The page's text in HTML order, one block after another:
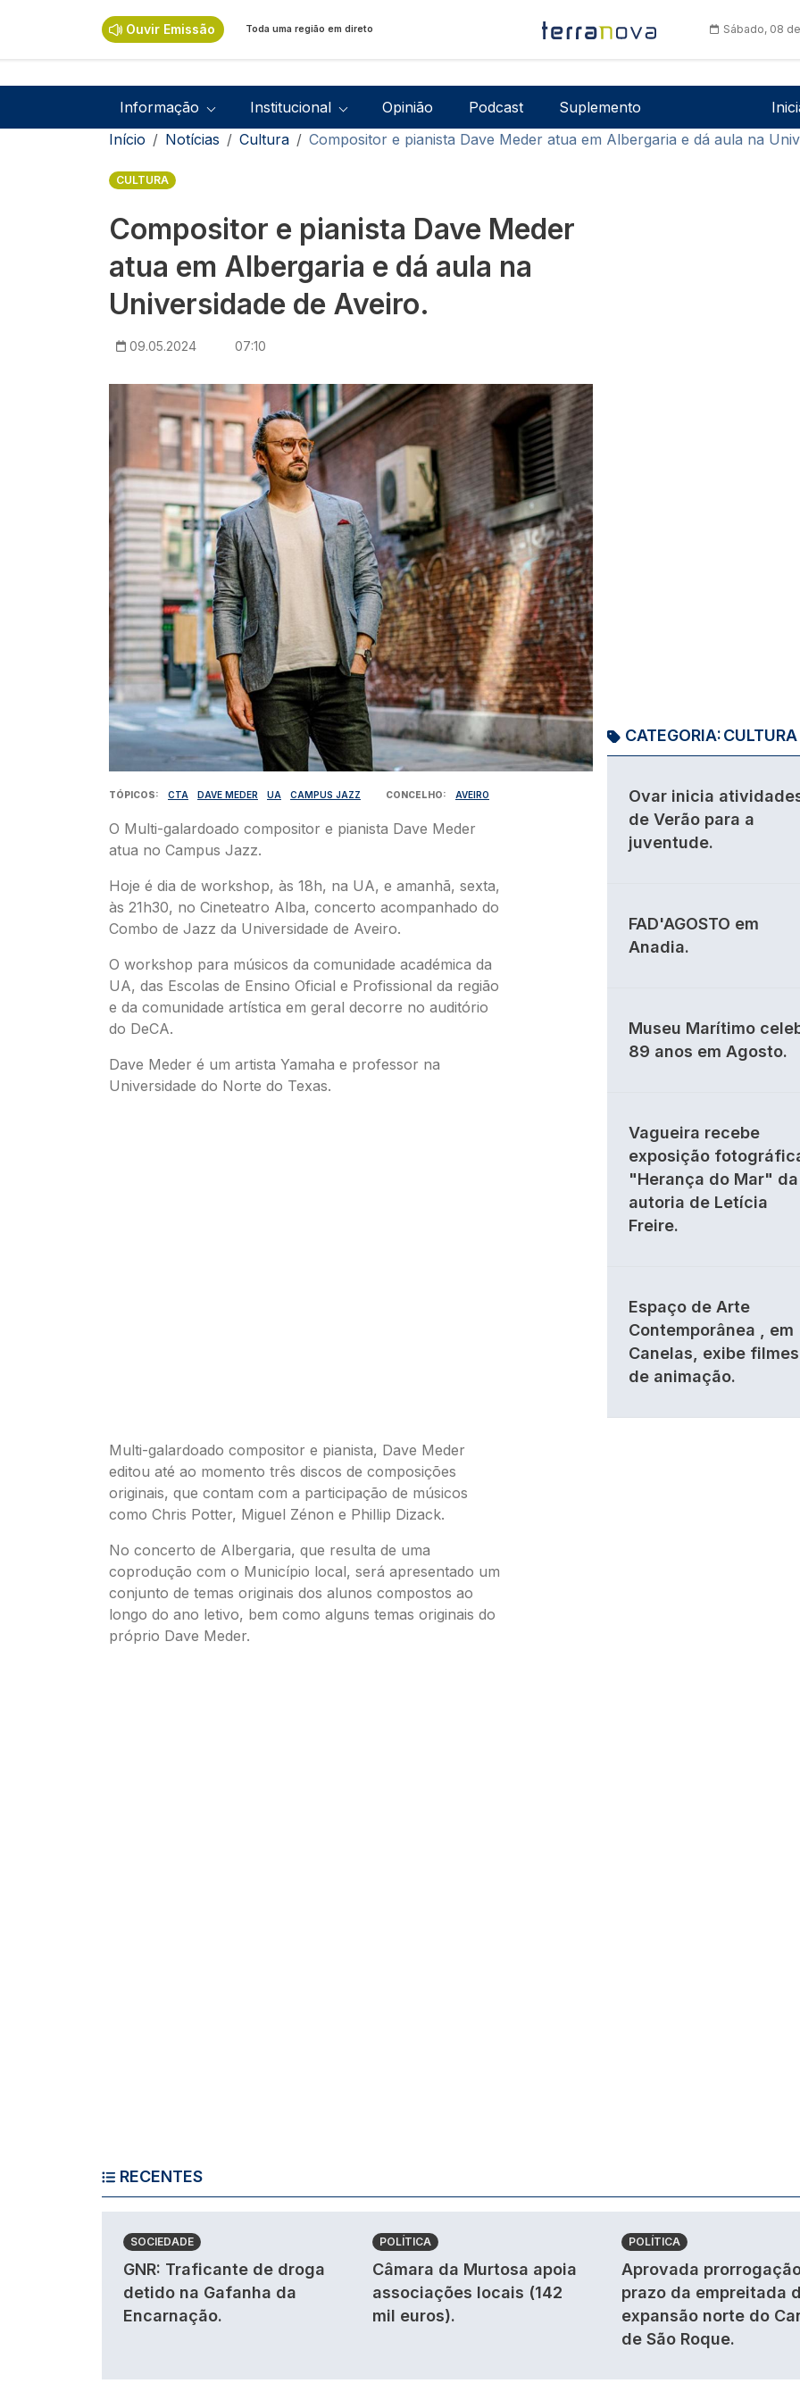
Ouvir Emissão Toda uma região em direto Sábado, 08
Navegação principal
Informação Institucional Opinião Podcast Suplemento
Navegação estrutural
Início Notícias Cultura Compositor e pianista Dave Meder atua em Albergaria e dá aula na
CULTURA
Compositor e pianista Dave Meder
atua em Albergaria e dá aula na
Universidade de Aveiro.
09.05.2024 07:10
Imagem
TÓPICOS CTA DAVE MEDER UA CAMPUS JAZZ CONCELHO AVEIRO
O Multi-galardoado compositor e pianista Dave Meder
atua no Campus Jazz.
Hoje é dia de workshop, às 18h, na UA, e amanhã, sexta,
às 21h30, no Cineteatro Alba, concerto acompanhado do
Combo de Jazz da Universidade de Aveiro.
O workshop para músicos da comunidade académica da
UA, das Escolas de Ensino Oficial e Profissional da região
e da comunidade artística em geral decorre no auditório
do DeCA.
Dave Meder é um artista Yamaha e professor na
Universidade do Norte do Texas.
Multi-galardoado compositor e pianista, Dave Meder
editou até ao momento três discos de composições
originais, que contam com a participação de músicos
como Chris Potter, Miguel Zénon e Phillip Dizack.
No concerto de Albergaria, que resulta de uma
coprodução com o Município local, será apresentado um
conjunto de temas originais dos alunos compostos ao
longo do ano letivo, bem como alguns temas originais do
próprio Dave Meder.
CATEGORIA:CULTURA
Ovar inicia
de Verão para a
juventude.
FAD'AGOSTO em
Anadia.
Museu Marítimo
89 anos em Agosto.
Vagueira recebe
exposição
"Herança do Mar" da
autoria de Letícia
Freire.
Espaço de Arte
Contemporânea , em
Canelas, exibe filmes
de animação.
RECENTES
SOCIEDADE
GNR: Traficante de droga
detido na Gafanha da
Encarnação.
POLÍTICA
Câmara da Murtosa apoia
associações locais (142
mil euros).
POLÍTICA
Aprovada
prazo da empreitada
expansão norte do
de São Roque.